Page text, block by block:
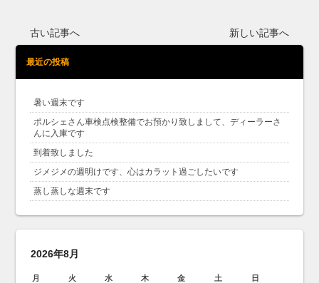
古い記事へ 新しい記事へ
最近の投稿
暑い週末です
ポルシェさん車検点検整備でお預かり致しまして、ディーラーさ
んに入庫です
到着致しました
ジメジメの週明けです、心はカラット過ごしたいです
蒸し蒸しな週末です
2026年8月
月 火 水 木 金 土 日